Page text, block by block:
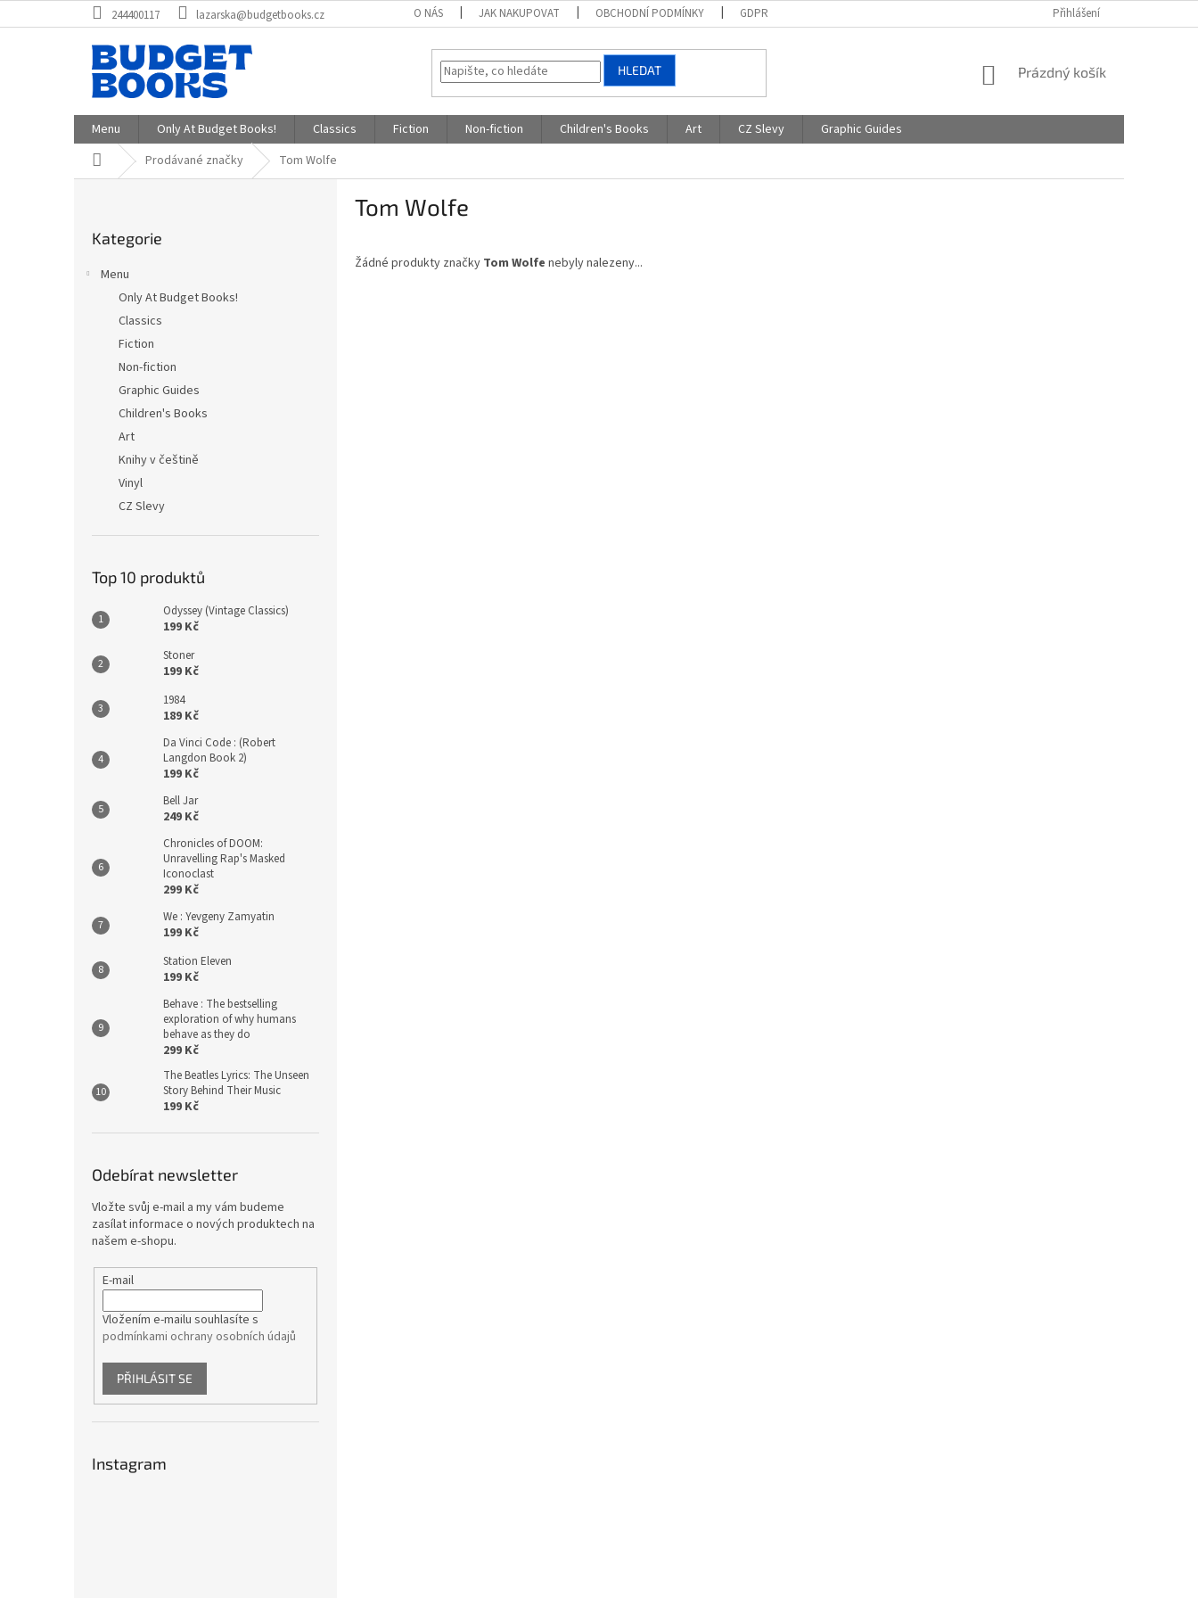
na
244400117 lazarska@budgetbooks.cz O NÁS JAK NAKUPOVAT OBCHODNÍ PODMÍNKY GDPR Přihlášení
HLEDAT
NÁKUPNÍ
Prázdný košík
Menu Only At Budget Books! Classics Fiction Non-fiction Children's Books Art CZ Slevy
Graphic Guides
Domů Prodávané značky Tom Wolfe
kategorie
Kategorie
Menu
Only At Budget Books!
Classics
Fiction
Non-fiction
Graphic Guides
Children's Books
Art
Knihy v češtině
Vinyl
CZ Slevy
Top 10 produktů
Odyssey (Vintage Classics)
199 Kč
Stoner
199 Kč
1984
189 Kč
Da Vinci Code : (Robert
Langdon Book 2)
199 Kč
Bell Jar
249 Kč
Chronicles of DOOM:
Unravelling Rap's Masked
Iconoclast
299 Kč
We : Yevgeny Zamyatin
199 Kč
Station Eleven
199 Kč
Behave : The bestselling
exploration of why humans
behave as they do
299 Kč
The Beatles Lyrics: The Unseen
Story Behind Their Music
199 Kč
Odebírat newsletter
Vložte svůj e-mail a my vám budeme
zasílat informace o nových produktech na
našem e-shopu.
E-mail
Vložením e-mailu souhlasíte s
podmínkami ochrany osobních údajů
PŘIHLÁSIT SE
Instagram
Tom Wolfe
Žádné produkty značky Tom Wolfe nebyly nalezeny...